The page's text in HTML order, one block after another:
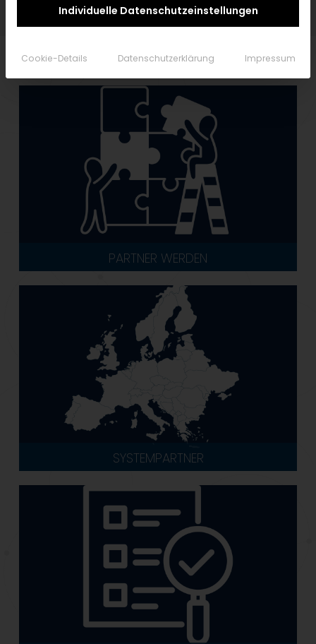
PARTNER WERDEN
SYSTEMPARTNER
Individuelle Datenschutzeinstellungen
Cookie-Details Datenschutzerklärung Impressum